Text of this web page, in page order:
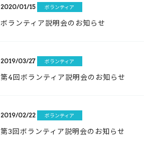
2020/01/15 ボランティア
ボランティア説明会のお知らせ
2019/03/27 ボランティア
第4回ボランティア説明会のお知らせ
2019/02/22 ボランティア
第3回ボランティア説明会のお知らせ